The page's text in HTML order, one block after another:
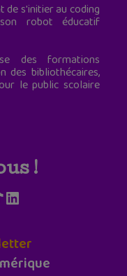
de s'initier au coding
robot éducatif
des formations
des bibliothécaires,
le public scolaire
!
LinkedIn